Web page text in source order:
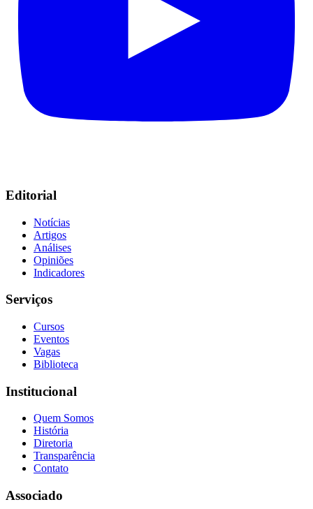
Editorial
Notícias
Artigos
Análises
Opiniões
Indicadores
Serviços
Cursos
Eventos
Vagas
Biblioteca
Institucional
Quem Somos
História
Diretoria
Transparência
Contato
Associado